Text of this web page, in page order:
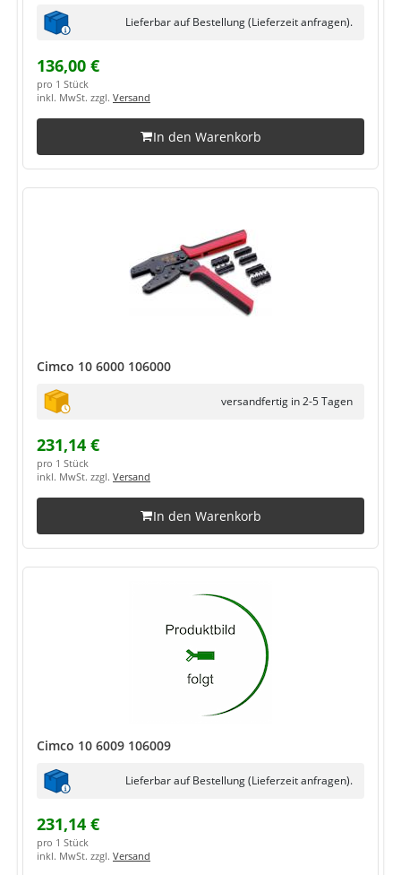
Lieferbar auf Bestellung (Lieferzeit anfragen).
136,00 €
pro 1 Stück
inkl. MwSt. zzgl. Versand
In den Warenkorb
Cimco 10 6000 106000
versandfertig in 2-5 Tagen
231,14 €
pro 1 Stück
inkl. MwSt. zzgl. Versand
In den Warenkorb
Cimco 10 6009 106009
Lieferbar auf Bestellung (Lieferzeit anfragen).
231,14 €
pro 1 Stück
inkl. MwSt. zzgl. Versand